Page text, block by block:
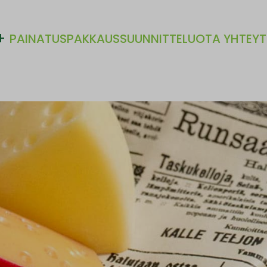
PAINATUSPAKKAUSSUUNNITTELUOTA